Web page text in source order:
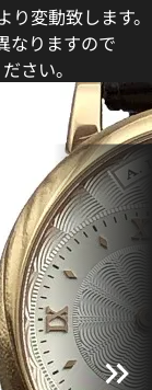
変動致します。
なりますので
さい。